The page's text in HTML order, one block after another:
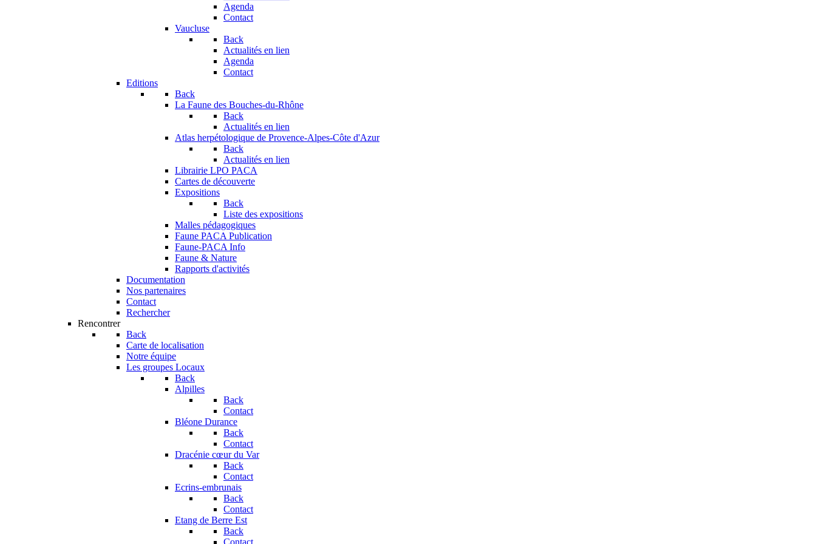
Agenda
Contact
Vaucluse
Back
Actualités en lien
Agenda
Contact
Editions
Back
La Faune des Bouches-du-Rhône
Back
Actualités en lien
Atlas herpétologique de Provence-Alpes-Côte d'Azur
Back
Actualités en lien
Librairie LPO PACA
Cartes de découverte
Expositions
Back
Liste des expositions
Malles pédagogiques
Faune PACA Publication
Faune-PACA Info
Faune & Nature
Rapports d'activités
Documentation
Nos partenaires
Contact
Rechercher
Rencontrer
Back
Carte de localisation
Notre équipe
Les groupes Locaux
Back
Alpilles
Back
Contact
Bléone Durance
Back
Contact
Dracénie cœur du Var
Back
Contact
Ecrins-embrunais
Back
Contact
Etang de Berre Est
Back
Contact